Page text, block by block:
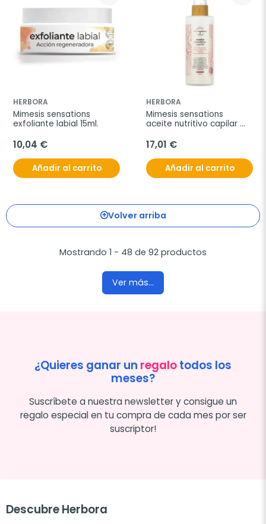
HERBORA
Mimesis sensations
exfoliante labial 15ml.
10,04 €
Añadir al carrito
HERBORA
Mimesis sensations
aceite nutritivo capilar
17,01 €
Añadir al carrito
Volver arriba
Mostrando 1 - 48 de 92 productos
Ver más...
¿Quieres ganar un regalotodos los
meses?
Suscríbete a nuestra newsletter y consigue un
regalo especial en tu compra de cada mes por ser
suscriptor!
Descubre Herbora